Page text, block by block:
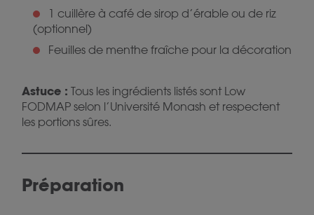
1 cuillère à café de sirop d’érable ou de riz
(optionnel)
Feuilles de menthe fraîche pour la décoration
Astuce : Tous les ingrédients listés sont Low
FODMAP selon l’Université Monash et respectent
les portions sûres.
Préparation